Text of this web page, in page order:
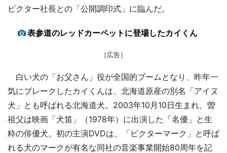
ビクター社長との「公開調印式」に臨んだ。
表参道のレッドカーペットに登場したカイくん
［広告］
白い犬の「お父さん」役が全国的ブームとなり、昨年一
気にブレークしたカイくんは、北海道原産の別名「アイヌ
犬」とも呼ばれる北海道犬。2003年10月10日生まれ、曽
祖父は映画「犬笛」（1978年）に出演した「名優」と生
粋の俳優犬。初の主演DVDは、「ビクターマーク」と呼ば
れる犬のマークが有名な同社の音楽事業開始80周年を記